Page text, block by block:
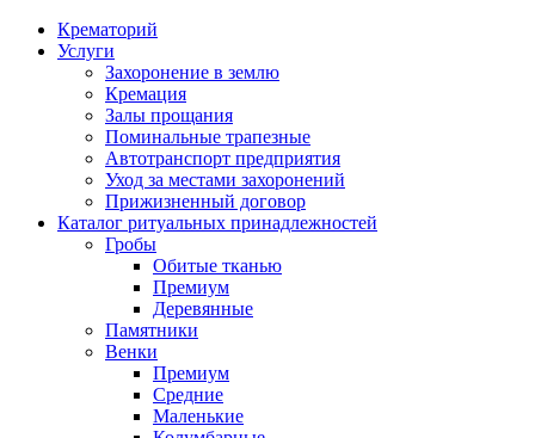
Вы здесь
Крематорий
Услуги
Захоронение в землю
Кремация
Залы прощания
Поминальные трапезные
Автотранспорт предприятия
Уход за местами захоронений
Прижизненный договор
Каталог ритуальных принадлежностей
Гробы
Обитые тканью
Премиум
Деревянные
Памятники
Венки
Премиум
Средние
Маленькие